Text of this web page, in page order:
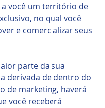
a você um território de
no qual você
e comercializar seus
parte da sua
derivada de dentro do
de marketing, haverá
você receberá